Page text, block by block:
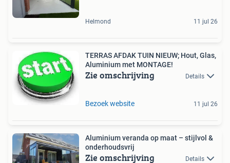
Helmond 11 jul 26
TERRAS AFDAK TUIN NIEUW; Hout, Glas,
Aluminium met MONTAGE!
Zie omschrijving Details
Bezoek website 11 jul 26
Aluminium veranda op maat – stijlvol &
onderhoudsvrij
Zie omschrijving Details